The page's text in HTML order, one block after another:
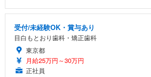
受付/未経験OK・賞与あり
目白もとおり歯科・矯正歯科
東京都
月給25万円～30万円
正社員